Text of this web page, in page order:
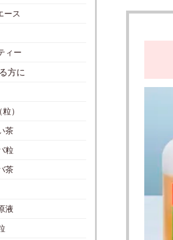
ース
ィー
方に
）
茶
粒
茶
液